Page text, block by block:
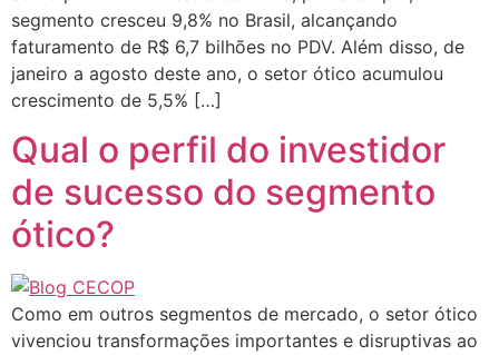
segmento cresceu 9,8% no Brasil, alcançando
faturamento de R$ 6,7 bilhões no PDV. Além disso, de
janeiro a agosto deste ano, o setor ótico acumulou
crescimento de 5,5% […]
Qual o perfil do investidor
de sucesso do segmento
ótico?
Como em outros segmentos de mercado, o setor ótico
vivenciou transformações importantes e disruptivas ao